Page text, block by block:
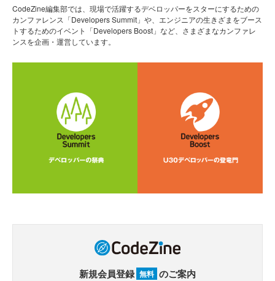
CodeZine編集部では、現場で活躍するデベロッパーをスターにするための
カンファレンス「Developers Summit」や、エンジニアの生きざまをブース
トするためのイベント「Developers Boost」など、さまざまなカンファレ
ンスを企画・運営しています。
新規会員登録 無料 のご案内